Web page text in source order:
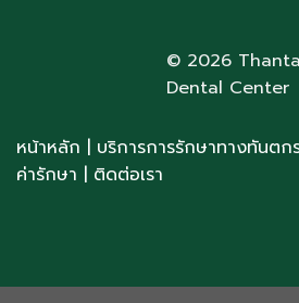
© 2026
Dental Center
หน้าหลัก บริการการรักษาทางทันตก
ค่ารักษา
ติดต่อเรา